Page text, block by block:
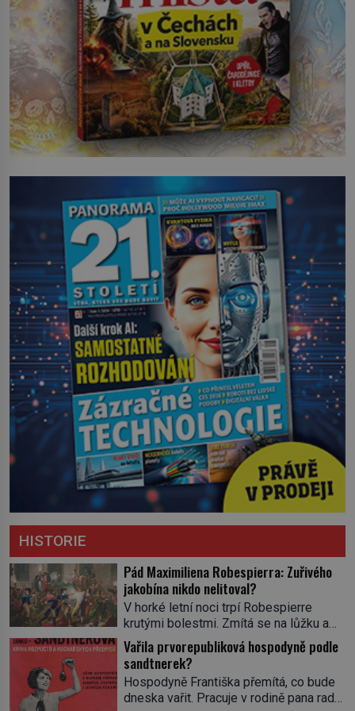
HISTORIE
Pád Maximiliena Robespierra: Zuřivého
jakobína nikdo nelitoval?
V horké letní noci trpí Robespierre
krutými bolestmi. Zmítá se na lůžku a
hlavou mu víří kolotoč myšlenek. Když
se probere z mdlob, vzpomene si na
jednu z pařížských jasnovidek, kterou
před lety navštívil. Prorokovala mu
tragický osud. Tehdy se jí vysmál.
Vařila prvorepubliková hospodyně podle
sandtnerek?
Hospodyně Františka přemítá, co bude
dneska vařit. Pracuje v rodině pana rady